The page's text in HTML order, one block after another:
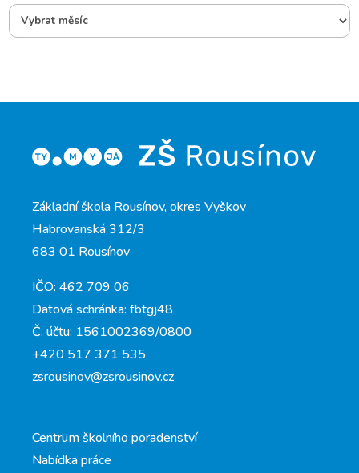
Základní škola Rousínov, okres Vyškov
Habrovanská 312/3
683 01 Rousínov
IČO: 462 709 06
Datová schránka: fbtgj48
Č. účtu: 1561002369/0800
+420 517 371 535
zsrousinov@zsrousinov.cz
Centrum školního poradenství
Nabídka práce